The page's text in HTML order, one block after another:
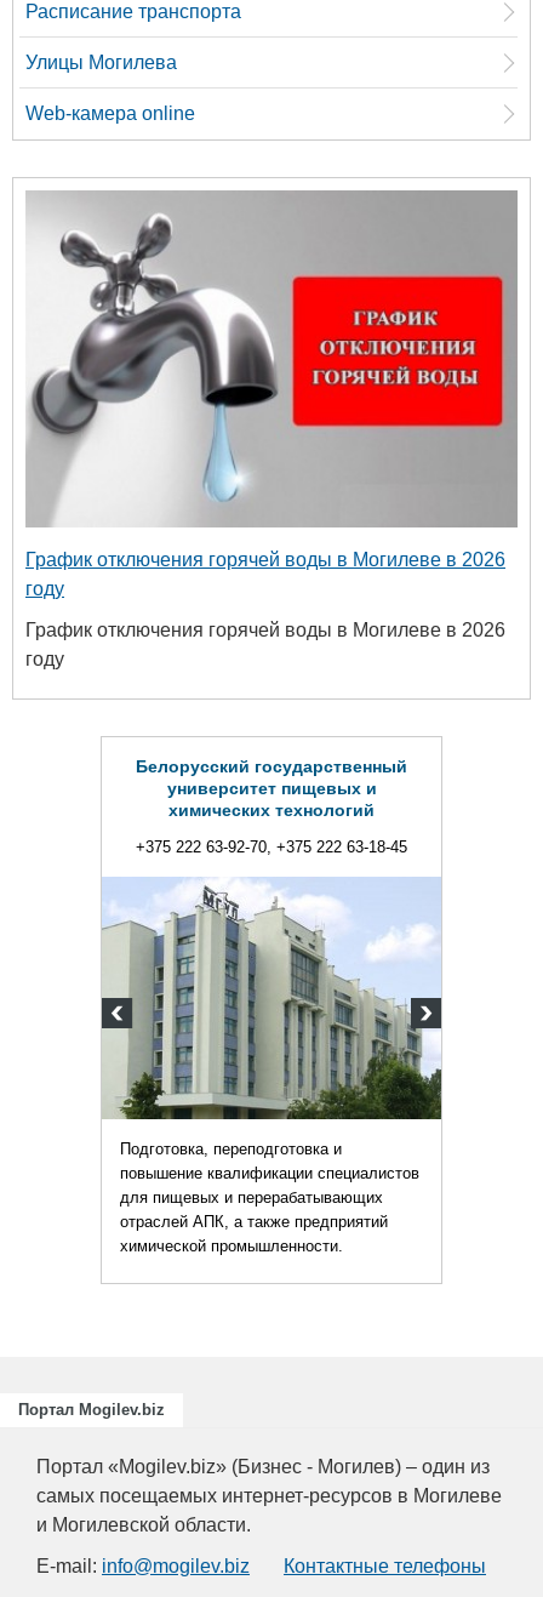
Расписание транспорта
Улицы Могилева
Web-камера online
График отключения горячей воды в Могилеве в 2026
году
График отключения горячей воды в Могилеве в 2026
году
Белорусский государственный
университет пищевых и
химических технологий
+375 222 63-92-70, +375 222 63-18-45
Подготовка, переподготовка и
повышение квалификации специалистов
для пищевых и перерабатывающих
отраслей АПК, а также предприятий
химической промышленности.
Портал Mogilev.biz
Портал «Mogilev.biz» (Бизнес - Могилев) – один из
самых посещаемых интернет-ресурсов в Могилеве
и Могилевской области.
E-mail: info@mogilev.biz Контактные телефоны